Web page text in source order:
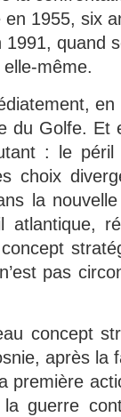
1955, six
quand
elle-même.
du Golfe. Et
: le
choix
la
atlantique,
pas
concept
après la
première
la guerre